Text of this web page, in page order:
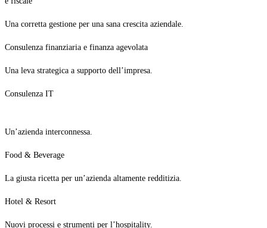
Una corretta gestione per una sana crescita aziendale.
Consulenza finanziaria e finanza agevolata
Una leva strategica a supporto dell’impresa.
Consulenza IT
Un’azienda interconnessa.
Food & Beverage
La giusta ricetta per un’azienda altamente redditizia.
Hotel & Resort
Nuovi processi e strumenti per l’hospitality.